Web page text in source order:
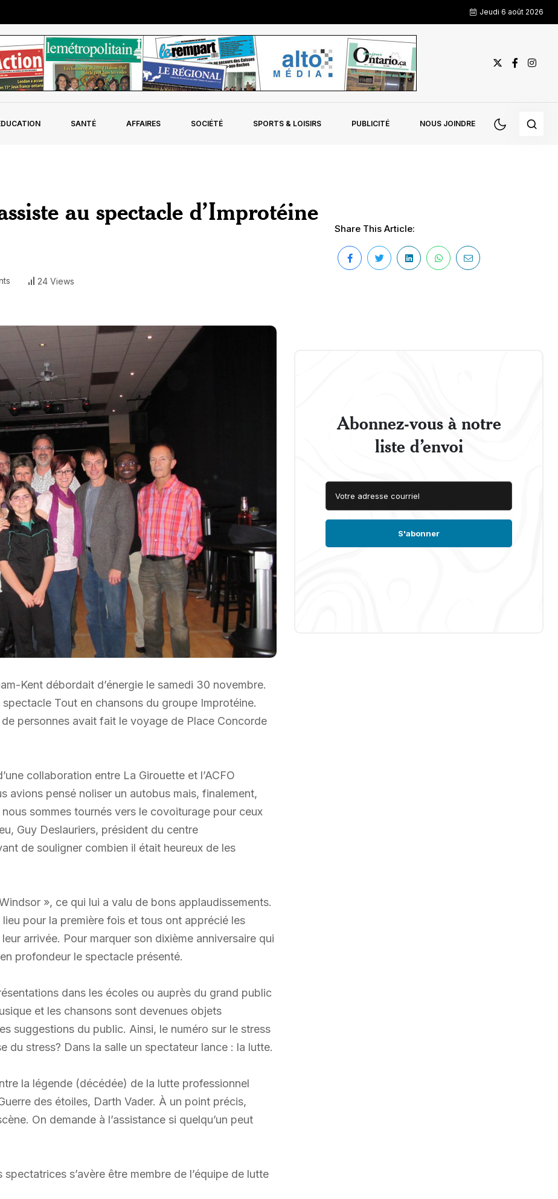
Jeudi 6 août 2026
SANTÉ AFFAIRES SOCIÉTÉ SPORTS & LOISIRS PUBLICITÉ NOUS JOINDRE
au spectacle d’Improtéine
24 Views
Share This Article:
Kent débordait d’énergie le samedi 30 novembre.
Tout en chansons du groupe Improtéine.
personnes avait fait le voyage de Place Concorde
collaboration entre La Girouette et l’ACFO
avions pensé noliser un autobus mais, finalement,
sommes tournés vers le covoiturage pour ceux
Guy Deslauriers, président du centre
de souligner combien il était heureux de les
», ce qui lui a valu de bons applaudissements.
pour la première fois et tous ont apprécié les
arrivée. Pour marquer son dixième anniversaire qui
profondeur le spectacle présenté.
dans les écoles ou auprès du grand public
et les chansons sont devenues objets
suggestions du public. Ainsi, le numéro sur le stress
du stress? Dans la salle un spectateur lance : la lutte.
la légende (décédée) de la lutte professionnel
des étoiles, Darth Vader. À un point précis,
On demande à l’assistance si quelqu’un peut
s’avère être membre de l’équipe de lutte
Abonnez-vous à notre
liste d’envoi